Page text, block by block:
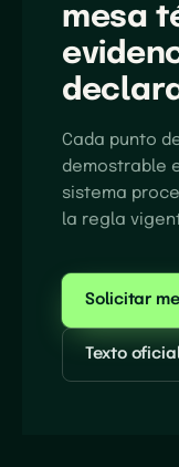
mesa
Cada punto
demostrable
sistema
la regla
Solicitar
Texto